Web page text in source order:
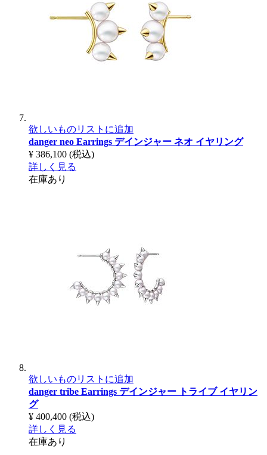
欲しいものリストに追加
danger neo Earrings デインジャー ネオ イヤリング
¥ 386,100 (税込)
詳しく見る
在庫あり
欲しいものリストに追加
danger tribe Earrings デインジャー トライブ イヤリン
グ
¥ 400,400 (税込)
詳しく見る
在庫あり